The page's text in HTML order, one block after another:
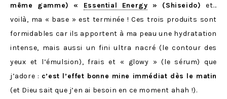
même gamme) « Essential Energy » (Shiseido)et…
voilà, ma « base » est terminée ! Ces trois produits sont
formidables car ils apportent à ma peau une hydratation
intense, mais aussi un fini ultra nacré (le contour des
yeux et l’émulsion), frais et « glowy » (le sérum) que
j’adore : c’est l’effet bonne mine immédiat dès le matin
(et Dieu sait que j’en ai besoin en ce moment ahah !).